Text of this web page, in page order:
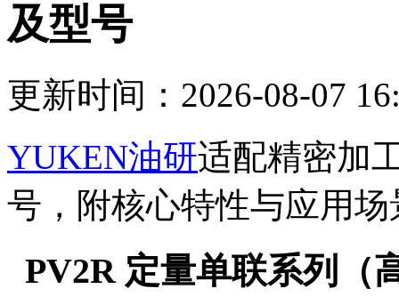
及型号
更新时间：2026-08-07
YUKEN油研适配精密加
号，附核心特性与应用场
PV2R 定量单联系列（